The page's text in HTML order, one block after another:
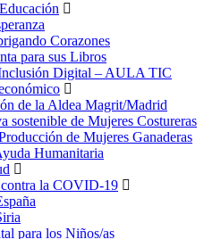
Corazones
para sus Libros
Digital – AULA TIC
de la Aldea Magrit/Madrid
sostenible de Mujeres Costureras
de Mujeres Ganaderas
Humanitaria
la COVID-19
para los Niños/as